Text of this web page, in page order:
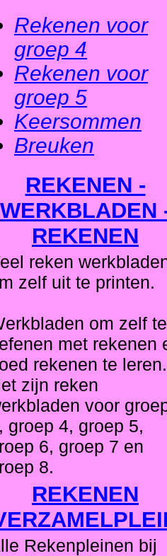
Rekenen voor
groep 4
Rekenen voor
groep 5
Keersommen
Breuken
REKENEN -
WERKBLADEN
REKENEN
reken
zelf uit te printen.
om zelf te
met rekenen
rekenen te leren.
zijn reken
voor
groep 4, groep 5,
6, groep 7 en
8.
REKENEN
Rekenpleinen bij